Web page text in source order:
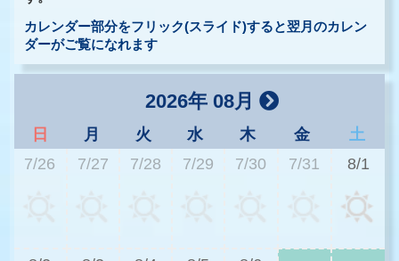
カレンダー部分をフリック(スライド)すると翌月のカレン
ダーがご覧になれます
2026年 08月
日 月 火 水 木 金
土
7/26
7/27 7/28 7/29 7/30 7/31 8/1